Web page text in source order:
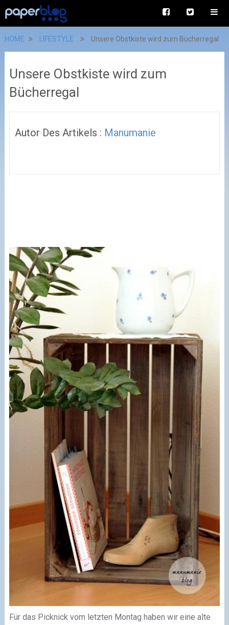
HOME LIFESTYLE Unsere Obstkiste wird zum Bücherregal
Unsere Obstkiste wird zum
Bücherregal
Autor Des Artikels : Manumanie
Für das Picknick vom letzten Montag haben wir eine alte